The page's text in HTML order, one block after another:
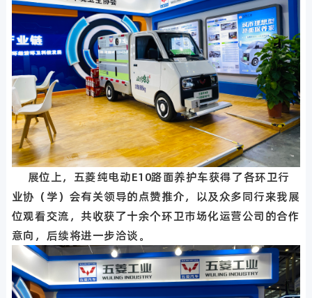
展位上，五菱纯电动E10路面养护车获得了各环卫行
业协（学）会有关领导的点赞推介，以及众多同行来我展
位观看交流，共收获了十余个环卫市场化运营公司的合作
意向，后续将进一步洽谈。